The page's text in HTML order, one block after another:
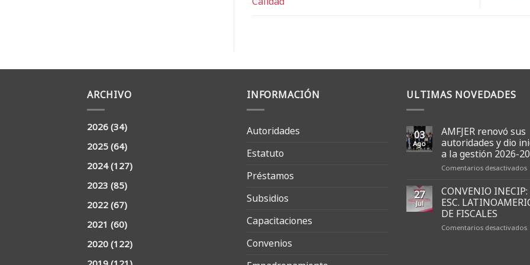
ARCHIVO
2026(34)
2025(64)
2024(127)
2023(85)
2022(67)
2021 (60)
2020(122)
INFORMACIÓN
Autoridades
Estatuto
Préstamos
Subsidios
Capacitaciones
Convenios
ULTIMAS NOVEDADES
03
Ago
AMFJER renovó sus
autoridades y dio
a la gestión 2026-
Comentarios desactivadosen
27
Jul
CONVENIO
ESC.
DE FISCALES
Comentarios desactivadosen